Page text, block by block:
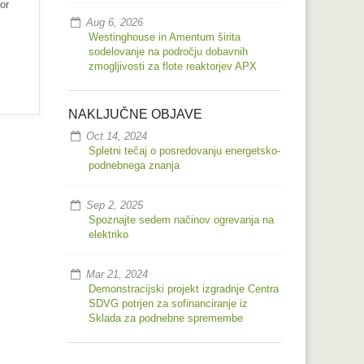
Aug 6, 2026
Westinghouse in Amentum širita
sodelovanje na področju dobavnih
zmogljivosti za flote reaktorjev APX
NAKLJUČNE OBJAVE
Oct 14, 2024
Spletni tečaj o posredovanju energetsko-
podnebnega znanja
Sep 2, 2025
Spoznajte sedem načinov ogrevanja na
elektriko
Mar 21, 2024
Demonstracijski projekt izgradnje Centra
SDVG potrjen za sofinanciranje iz
Sklada za podnebne spremembe